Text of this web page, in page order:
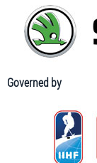
Governed by